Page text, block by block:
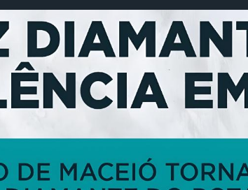
Identidade Organizacional
Transparência
Pessoa Jurídica
Notas